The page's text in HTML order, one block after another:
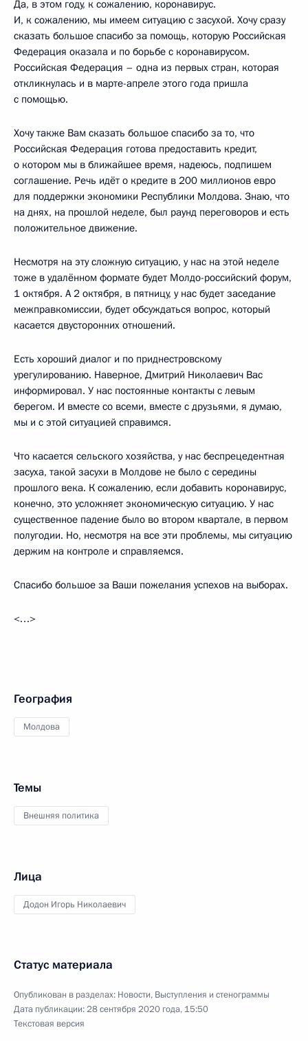
Да, в этом году, к сожалению, коронавирус.
И, к сожалению, мы имеем ситуацию с засухой. Хочу сразу
сказать большое спасибо за помощь, которую Российская
Федерация оказала и по борьбе с коронавирусом.
Российская Федерация – одна из первых стран, которая
откликнулась и в марте-апреле этого года пришла
с помощью.
Хочу также Вам сказать большое спасибо за то, что
Российская Федерация готова предоставить кредит,
о котором мы в ближайшее время, надеюсь, подпишем
соглашение. Речь идёт о кредите в 200 миллионов евро
для поддержки экономики Республики Молдова. Знаю, что
на днях, на прошлой неделе, был раунд переговоров и есть
положительное движение.
Несмотря на эту сложную ситуацию, у нас на этой неделе
тоже в удалённом формате будет Молдо-российский форум,
1 октября. А 2 октября, в пятницу, у нас будет заседание
межправкомиссии, будет обсуждаться вопрос, который
касается двусторонних отношений.
Есть хороший диалог и по приднестровскому
урегулированию. Наверное, Дмитрий Николаевич Вас
информировал. У нас постоянные контакты с левым
берегом. И вместе со всеми, вместе с друзьями, я думаю,
мы и с этой ситуацией справимся.
Что касается сельского хозяйства, у нас беспрецедентная
засуха, такой засухи в Молдове не было с середины
прошлого века. К сожалению, если добавить коронавирус,
конечно, это усложняет экономическую ситуацию. У нас
существенное падение было во втором квартале, в первом
полугодии. Но, несмотря на все эти проблемы, мы ситуацию
держим на контроле и справляемся.
Спасибо большое за Ваши пожелания успехов на выборах.
<…>
География
Молдова
Темы
Внешняя политика
Лица
Додон Игорь Николаевич
Статус материала
Опубликован в разделах: Новости, Выступления и стенограммы
Дата публикации:28 сентября 2020 года, 15:50
Текстовая версия